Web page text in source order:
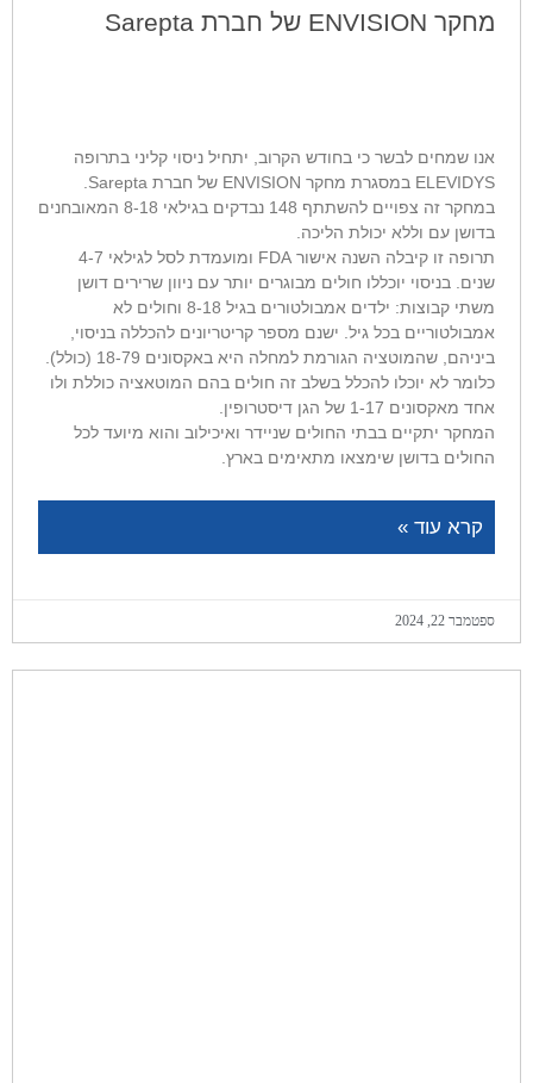
מחקר ENVISION של חברת Sarepta
אנו שמחים לבשר כי בחודש הקרוב, יתחיל ניסוי קליני בתרופה
במחקר זה צפויים להשתתף 148 נבדקים בגילאי 8-18 המאובחנים
בדושן עם וללא יכולת הליכה.
תרופה זו קיבלה השנה אישור FDA ומועמדת לסל לגילאי 4-7
שנים. בניסוי יוכללו חולים מבוגרים יותר עם ניוון שרירים דושן
משתי קבוצות: ילדים אמבולטורים בגיל 8-18 וחולים לא
אמבולטוריים בכל גיל. ישנם מספר קריטריונים להכללה בניסוי,
ביניהם, שהמוטציה הגורמת למחלה היא באקסונים 18-79 (כולל).
כלומר לא יוכלו להכלל בשלב זה חולים בהם המוטאציה כוללת ולו
אחד מאקסונים 1-17 של הגן דיסטרופין.
המחקר יתקיים בבתי החולים שניידר ואיכילוב והוא מיועד לכל
החולים בדושן שימצאו מתאימים בארץ.
קרא עוד »
ספטמבר 22, 2024